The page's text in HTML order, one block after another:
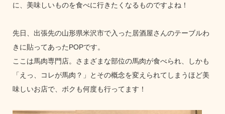
に、美味しいものを食べに行きたくなるものですよね！
先日、出張先の山形県米沢市で入った居酒屋さんのテーブルわ
きに貼ってあったPOPです。
ここは馬肉専門店。さまざまな部位の馬肉が食べられ、しかも
「えっ、コレが馬肉？」とその概念を変えられてしまうほど美
味しいお店で、ボクも何度も行ってます！